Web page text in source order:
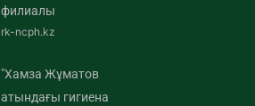
филиалы
rk-ncph.kz
"Хамза Жұматов
атындағы гигиена